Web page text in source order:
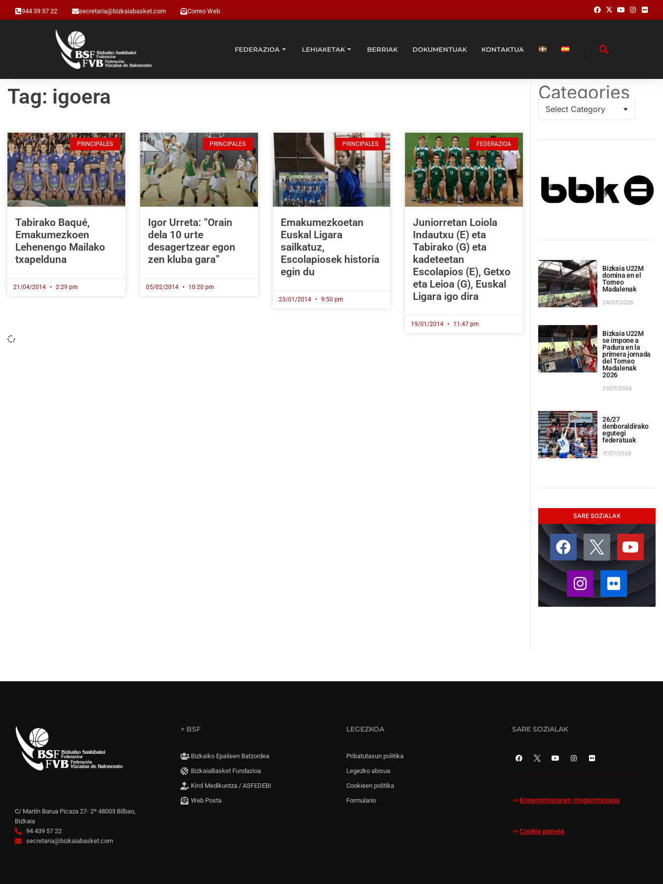
944 39 57 22 secretaria@bizkaiabasket.com Correo Web
FEDERAZIOA LEHIAKETAK BERRIAK DOKUMENTUAK KONTAKTUA
Tag: igoera
PRINCIPALES
Tabirako Baqué,
Emakumezkoen
Lehenengo Mailako
txapelduna
21/04/2014 2:29 pm
PRINCIPALES
Igor Urreta: “Orain
dela 10 urte
desagertzear egon
zen kluba gara”
05/02/2014 10:20 pm
PRINCIPALES
Emakumezkoetan
Euskal Ligara
sailkatuz,
Escolapiosek historia
egin du
23/01/2014 9:50 pm
FEDERAZIOA
Juniorretan Loiola
Indautxu (E) eta
Tabirako (G) eta
kadeteetan
Escolapios (E), Getxo
eta Leioa (G), Euskal
Ligara igo dira
19/01/2014 11:47 pm
Categories
Bizkaia U22M
domina en el
Torneo
Madalenak
24/07/2026
Bizkaia U22M
se impone a
Padura en la
primera jornada
del Torneo
Madalenak
2026
21/07/2026
26/27
denboraldirako
egutegi
federatuak
17/07/2026
SARE SOZIALAK
C/ Martín Barua Picaza 27- 2º 48003 Bilbao,
Bizkaia
94 439 57 22
secretaria@bizkaiabasket.com
+ BSF
Bizkaiko Epaileen Batzordea
BizkaiaBasket Fundazioa
Kirol Medikuntza / ASFEDEBI
Web Posta
LEGEZKOA
Pribatutasun politika
Legezko abisua
Cookieen politika
Formulario
SARE SOZIALAK
⇒ Konpromisoaren irisgarritasuna
⇒ Cookie panela